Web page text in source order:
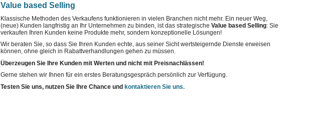
Value based Selling
Klassische Methoden des Verkaufens funktionieren in vielen Branchen nicht mehr. Ein neuer Weg,
(neue) Kunden langfristig an Ihr Unternehmen zu binden, ist das strategische Value based Selling: Sie
verkaufen Ihren Kunden keine Produkte mehr, sondern konzeptionelle Lösungen!
Wir beraten Sie, so dass Sie Ihren Kunden echte, aus seiner Sicht wertsteigernde Dienste erweisen
können, ohne gleich in Rabattverhandlungen gehen zu müssen.
Überzeugen Sie Ihre Kunden mit Werten und nicht mit Preisnachlässen!
Gerne stehen wir Ihnen für ein erstes Beratungsgespräch persönlich zur Verfügung.
Testen Sie uns, nutzen Sie Ihre Chance und kontaktieren Sie uns.